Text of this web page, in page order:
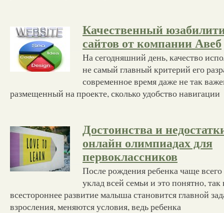
Качественный
сайтов от компании Авеб
На сегодняшний день, качество
не самый главный критерий его
современное время даже не так
размещенный на проекте, сколько удобство навигации
Достоинства и
онлайн олимпиадах для
первоклассников
После рождения ребенка чаще
уклад всей семьи и это понятно, так
всестороннее развитие малыша становится главной
взросления, меняются условия, ведь ребенка